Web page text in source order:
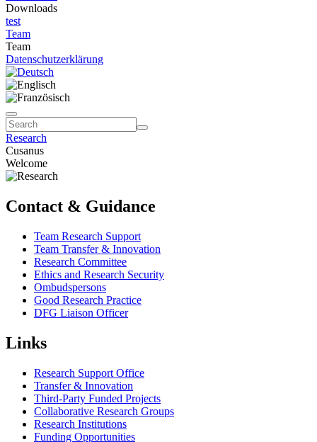
Downloads
test
Team
Team
Datenschutzerklärung
Research
Cusanus
Welcome
Contact & Guidance
Team Research Support
Team Transfer & Innovation
Research Committee
Ethics and Research Security
Ombudspersons
Good Research Practice
DFG Liaison Officer
Links
Research Support Office
Transfer & Innovation
Third-Party Funded Projects
Collaborative Research Groups
Research Institutions
Funding Opportunities